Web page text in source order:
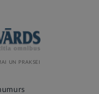
UN PRAKSEI